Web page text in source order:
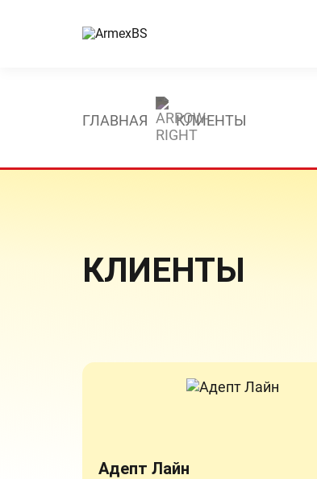
ГЛАВНАЯ КЛИЕНТЫ
КЛИЕНТЫ
Адепт Лайн